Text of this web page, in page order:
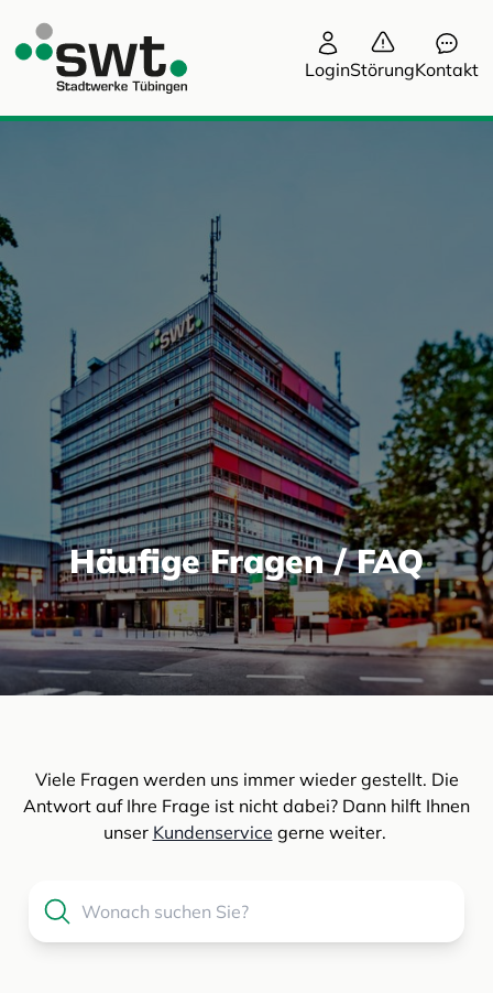
LoginStörungKontakt
Häufige Fragen / FAQ
Viele Fragen werden uns immer wieder gestellt. Die
Antwort auf Ihre Frage ist nicht dabei? Dann hilft Ihnen
unser Kundenservice gerne weiter.